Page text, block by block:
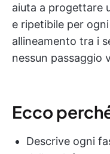
aiuta a progettare
e ripetibile per
allineamento tra i
nessun passaggio
Ecco
Descrive ogni